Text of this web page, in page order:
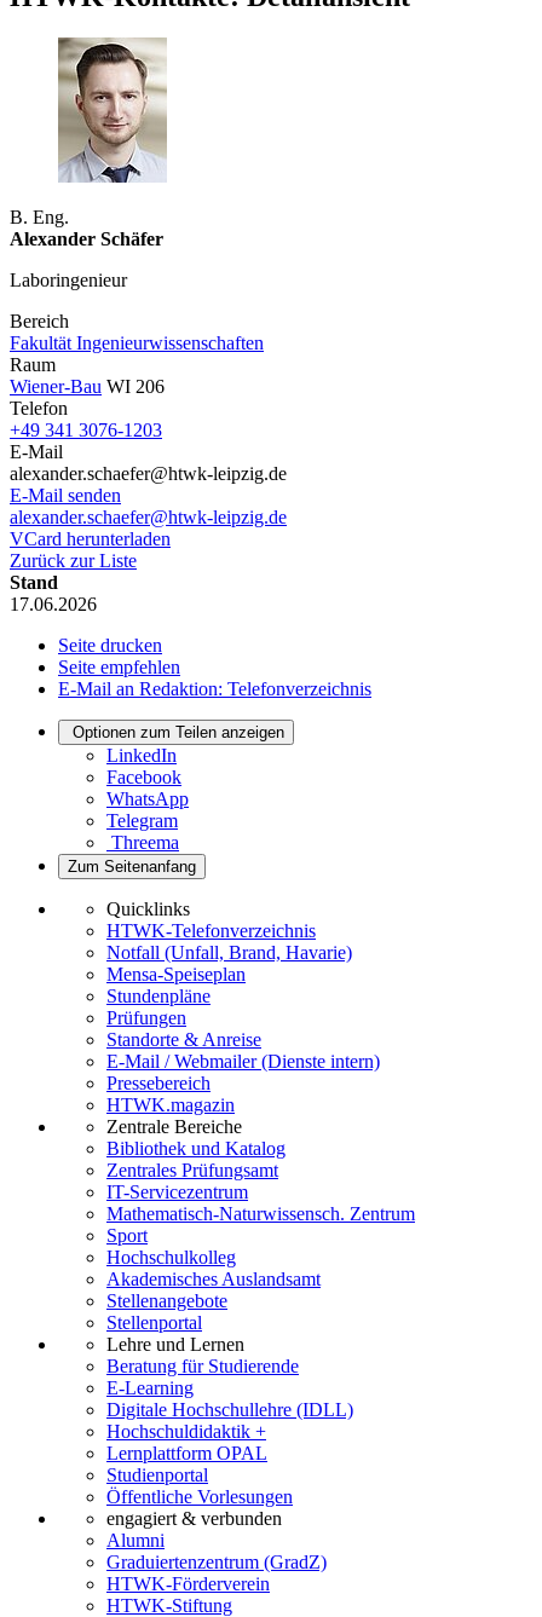
B. Eng.
Alexander Schäfer
Laboringenieur
Bereich
Fakultät Ingenieurwissenschaften
Raum
Wiener-Bau WI 206
Telefon
+49 341 3076-1203
E-Mail
alexander.schaefer@htwk-leipzig.de
E-Mail senden
alexander.schaefer@htwk-leipzig.de
VCard herunterladen
Zurück zur Liste
Stand
17.06.2026
Seite drucken
Seite empfehlen
E-Mail an Redaktion: Telefonverzeichnis
Optionen zum Teilen anzeigen
LinkedIn
Facebook
WhatsApp
Telegram
Threema
Zum Seitenanfang
Quicklinks
HTWK-Telefonverzeichnis
Notfall (Unfall, Brand, Havarie)
Mensa-Speiseplan
Stundenpläne
Prüfungen
Standorte & Anreise
E-Mail / Webmailer (Dienste intern)
Pressebereich
HTWK.magazin
Zentrale Bereiche
Bibliothek und Katalog
Zentrales Prüfungsamt
IT-Servicezentrum
Mathematisch-Naturwissensch. Zentrum
Sport
Hochschulkolleg
Akademisches Auslandsamt
Stellenangebote
Stellenportal
Lehre und Lernen
Beratung für Studierende
E-Learning
Digitale Hochschullehre (IDLL)
Hochschuldidaktik +
Lernplattform OPAL
Studienportal
Öffentliche Vorlesungen
engagiert & verbunden
Alumni
Graduiertenzentrum (GradZ)
HTWK-Förderverein
HTWK-Stiftung